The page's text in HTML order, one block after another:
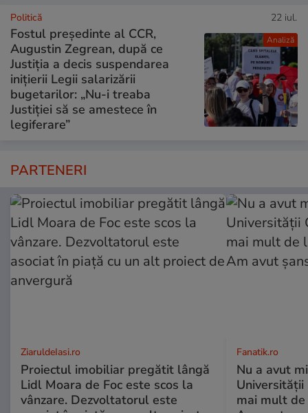
Analiză
Politică 22 iul.
Fostul președinte al CCR,
Augustin Zegrean, după ce
Justiția a decis suspendarea
inițierii Legii salarizării
bugetarilor: „Nu-i treaba
Justiției să se amestece în
legiferare”
PARTENERI
ZiaruldeIasi.ro
Proiectul imobiliar pregătit lângă
Lidl Moara de Foc este scos la
vânzare. Dezvoltatorul este
Fanatik.ro
Nu a avut
Universității
mai mult